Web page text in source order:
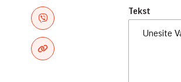
Tekst